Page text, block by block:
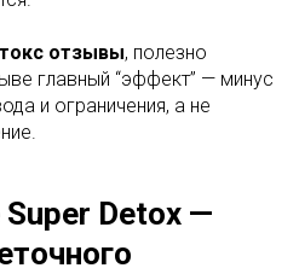
отзывы, полезно
главный “эффект” — минус
и ограничения, а не
Detox —